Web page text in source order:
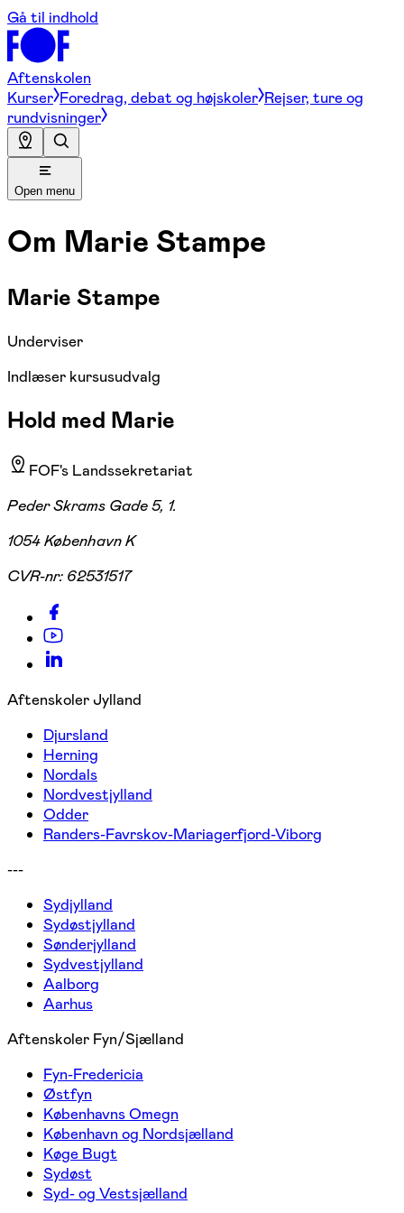
Gå til indhold
Aftenskolen
Kurser Foredrag, debat og højskoler Rejser, ture og
rundvisninger
Open menu
Om Marie Stampe
Marie Stampe
Underviser
Indlæser kursusudvalg
Hold med Marie
FOF's Landssekretariat
Peder Skrams Gade 5, 1.
1054 København K
CVR-nr: 62531517
Aftenskoler Jylland
Djursland
Herning
Nordals
Nordvestjylland
Odder
Randers-Favrskov-Mariagerfjord-Viborg
---
Sydjylland
Sydøstjylland
Sønderjylland
Sydvestjylland
Aalborg
Aarhus
Aftenskoler Fyn/Sjælland
Fyn-Fredericia
Østfyn
Københavns Omegn
København og Nordsjælland
Køge Bugt
Sydøst
Syd- og Vestsjælland